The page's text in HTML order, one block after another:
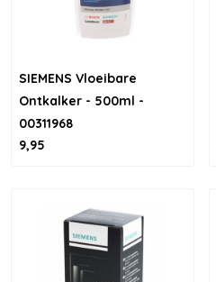
SIEMENS Vloeibare
Ontkalker - 500ml -
00311968
9,95